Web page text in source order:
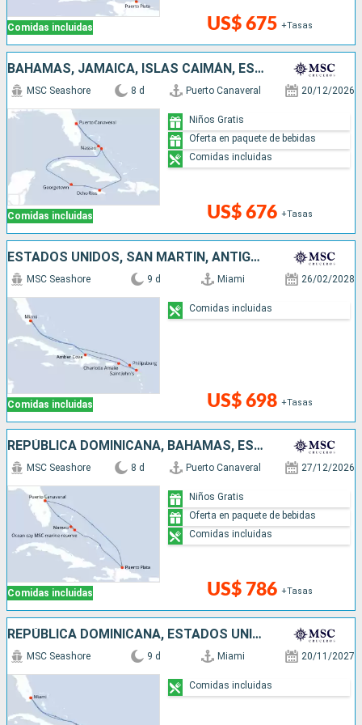
Comidas incluidas US$ 675 +Tasas
BAHAMAS, JAMAICA, ISLAS CAIMÁN, ESTADOS UNIDOS
Comidas incluidas
MSC Seashore 8 d Puerto Canaveral 20/12/2026
US$ 676 +Tasas
Niños Gratis
Oferta en paquete de bebidas
Comidas incluidas
ESTADOS UNIDOS, SAN MARTÍN, ANTIGUA Y BARBUDA, REPÚBLICA DOMINICANA
Comidas incluidas
MSC Seashore 9 d Miami 26/02/2028
US$ 698 +Tasas
Comidas incluidas
REPÚBLICA DOMINICANA, BAHAMAS, ESTADOS UNIDOS
Comidas incluidas
MSC Seashore 8 d Puerto Canaveral 27/12/2026
US$ 786 +Tasas
Niños Gratis
Oferta en paquete de bebidas
Comidas incluidas
REPÚBLICA DOMINICANA, ESTADOS UNIDOS, ANTIGUA Y BARBUDA, SAN MARTÍN
MSC Seashore 9 d Miami 20/11/2027
Comidas incluidas